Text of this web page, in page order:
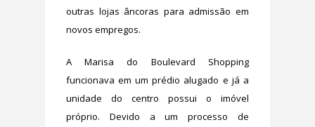
outras lojas âncoras para admissão em
novos empregos.
A Marisa do Boulevard Shopping
funcionava em um prédio alugado e já a
unidade do centro possui o imóvel
próprio. Devido a um processo de